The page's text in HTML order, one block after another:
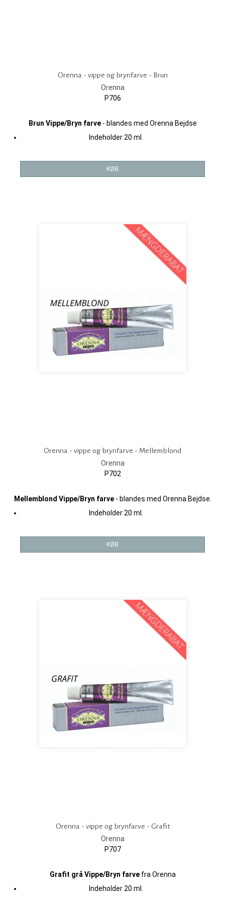
Orenna - vippe og brynfarve - Brun
Orenna
P706
Brun Vippe/Bryn farve- blandes med Orenna Bejdse
Indeholder 20 ml.
KØB
Orenna - vippe og brynfarve - Mellemblond
Orenna
P702
Mellemblond Vippe/Bryn farve- blandes med Orenna Bejdse.
Indeholder 20 ml.
KØB
Orenna - vippe og brynfarve - Grafit
Orenna
P707
Grafit grå Vippe/Bryn farvefra Orenna
Indeholder 20 ml.